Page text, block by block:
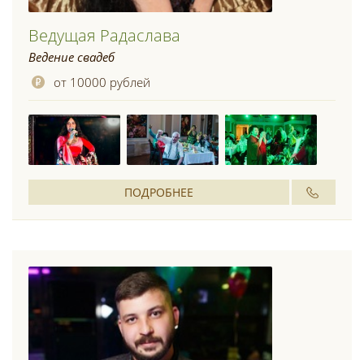
Ведущая Радаслава
Ведение свадеб
от 10000 рублей
ПОДРОБНЕЕ